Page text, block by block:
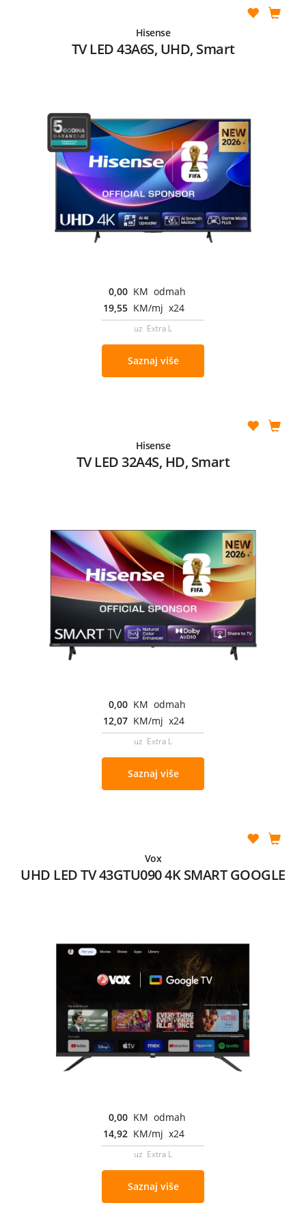
Hisense
TV LED 43A6S, UHD, Smart
0,00 KM odmah
19,55 KM/mj x24
uz Extra L
Saznaj više
Hisense
TV LED 32A4S, HD, Smart
0,00 KM odmah
12,07 KM/mj x24
uz Extra L
Saznaj više
Vox
UHD LED TV 43GTU090 4K SMART GOOGLE
0,00 KM odmah
14,92 KM/mj x24
uz Extra L
Saznaj više